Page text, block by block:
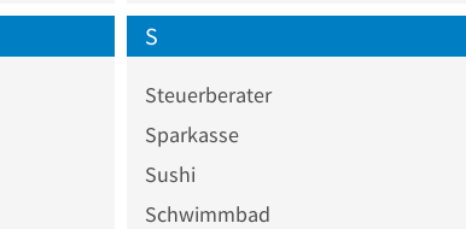
S
Steuerberater
Sparkasse
Sushi
Schwimmbad